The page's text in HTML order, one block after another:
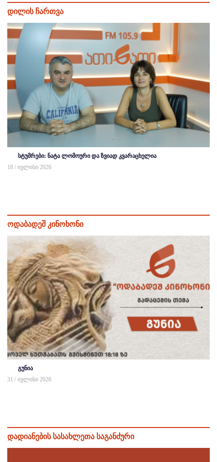
დილის ჩართვა
სტუმრები: ნატა ლომოური და ზვიად კვარაცხელია
18 / ივლისი 2026
ოდაბადეშ კინოხონი
გუნია
31 / ივლისი 2026
დადიანების სასახლეთა საგანძური